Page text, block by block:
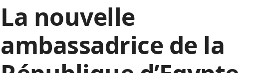
La nouvelle
ambassadrice de la